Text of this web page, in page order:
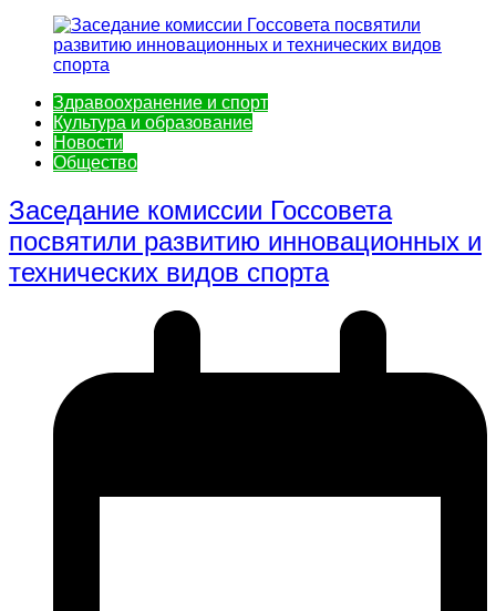
Здравоохранение и спорт
Культура и образование
Новости
Общество
Заседание комиссии Госсовета
посвятили развитию инновационных и
технических видов спорта